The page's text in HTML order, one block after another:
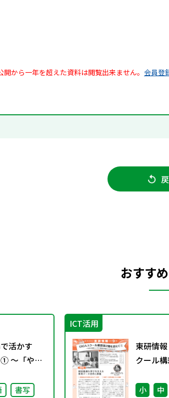
開から一年を超えた資料は閲覧出来ません。 会員登
おすす
活かす
① ～「やさ
書写
ICT活用
東研情
クール
小 中